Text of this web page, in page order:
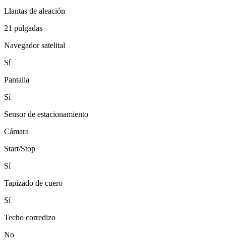
Llantas de aleación
21 pulgadas
Navegador satelital
Sí
Pantalla
Sí
Sensor de estacionamiento
Cámara
Start/Stop
Sí
Tapizado de cuero
Sí
Techo corredizo
No